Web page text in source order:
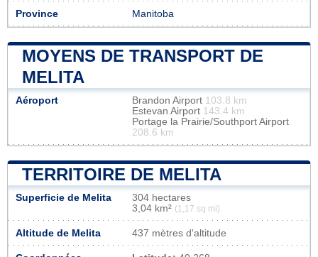
Province Manitoba
MOYENS DE TRANSPORT DE
MELITA
Aéroport Brandon Airport 103.8 km
Estevan Airport 143.4 km
Portage la Prairie/Southport Airport
208.6 km
TERRITOIRE DE MELITA
Superficie de Melita
304 hectares
3,04 km² (1,17 sq mi)
Altitude de Melita 437 mètres d'altitude